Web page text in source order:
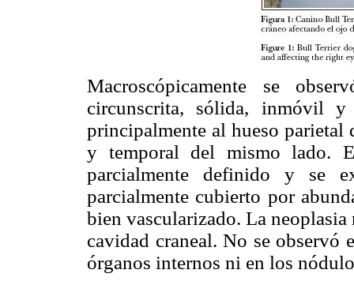
Macroscópicamente se
circunscrita, sólida, inmóvil y
principalmente al hueso parietal
y temporal del mismo lado.
parcialmente definido y se
parcialmente cubierto por
bien vascularizado. La
cavidad craneal. No se observó
órganos internos ni en los